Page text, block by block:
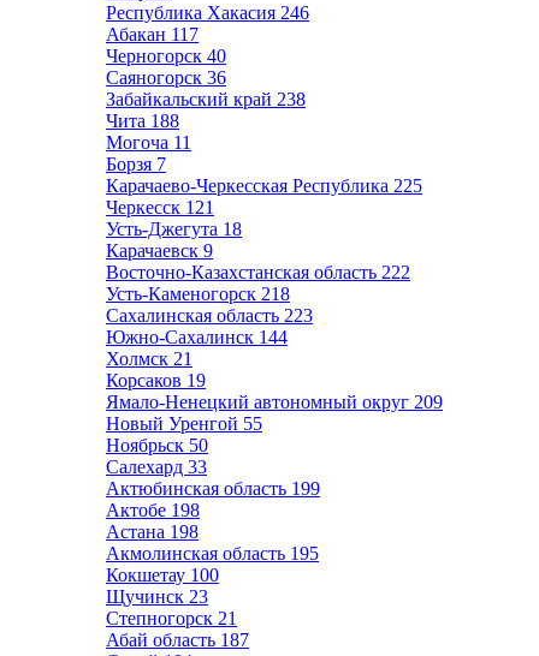
Республика Хакасия 246
Абакан 117
Черногорск 40
Саяногорск 36
Забайкальский край 238
Чита 188
Могоча 11
Борзя 7
Карачаево-Черкесская Республика 225
Черкесск 121
Усть-Джегута 18
Карачаевск 9
Восточно-Казахстанская область 222
Усть-Каменогорск 218
Сахалинская область 223
Южно-Сахалинск 144
Холмск 21
Корсаков 19
Ямало-Ненецкий автономный округ 209
Новый Уренгой 55
Ноябрьск 50
Салехард 33
Актюбинская область 199
Актобе 198
Астана 198
Акмолинская область 195
Кокшетау 100
Щучинск 23
Степногорск 21
Абай область 187